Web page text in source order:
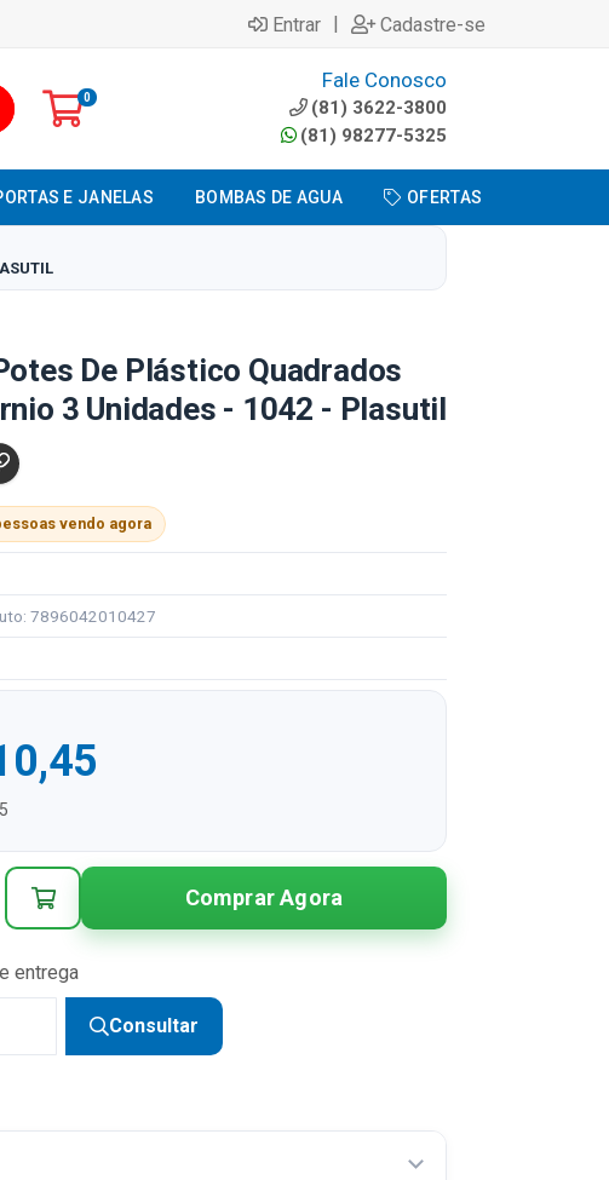
Entrar | Cadastre-se
0
Fale Conosco
(81) 3622-3800
(81) 98277-5325
E JANELAS BOMBAS DE AGUA OFERTAS
De Plástico Quadrados
3 Unidades - 1042 - Plasutil
vendo agora
7896042010427
Comprar Agora
entrega
Consultar